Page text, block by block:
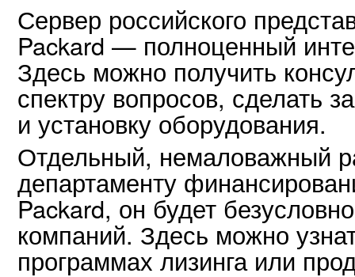
Сервер российского
Packard — полноценный
Здесь можно получить
спектру вопросов, сделать
и установку оборудования.
Отдельный, немаловажный
департаменту
Packard, он будет
компаний. Здесь можно
программах лизинга или